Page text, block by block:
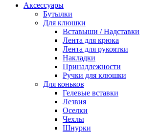
Аксессуары
Бутылки
Для клюшки
Вставыши / Надставки
Лента для крюка
Лента для рукоятки
Накладки
Принадлежности
Ручки для клюшки
Для коньков
Гелевые вставки
Лезвия
Оселки
Чехлы
Шнурки